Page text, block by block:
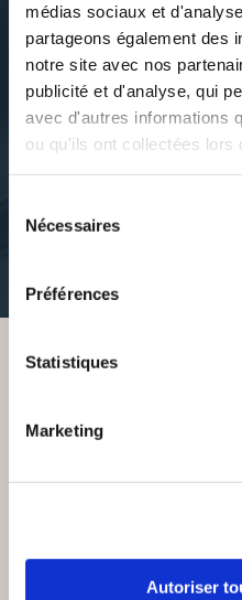
médias sociaux et
partageons également des
notre site avec nos
publicité et d'analyse, qui
avec d'autres informations
ou qu'ils ont collectées lors
Nécessaires
Préférences
Statistiques
Marketing
Autoriser
Julie Najet
autobiographie